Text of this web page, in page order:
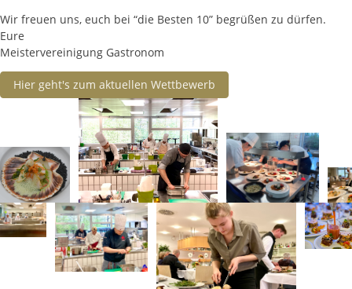
Wir freuen uns, euch bei “die Besten 10” begrüßen zu dürfen.
Eure
Meistervereinigung Gastronom
Hier geht's zum aktuellen Wettbewerb